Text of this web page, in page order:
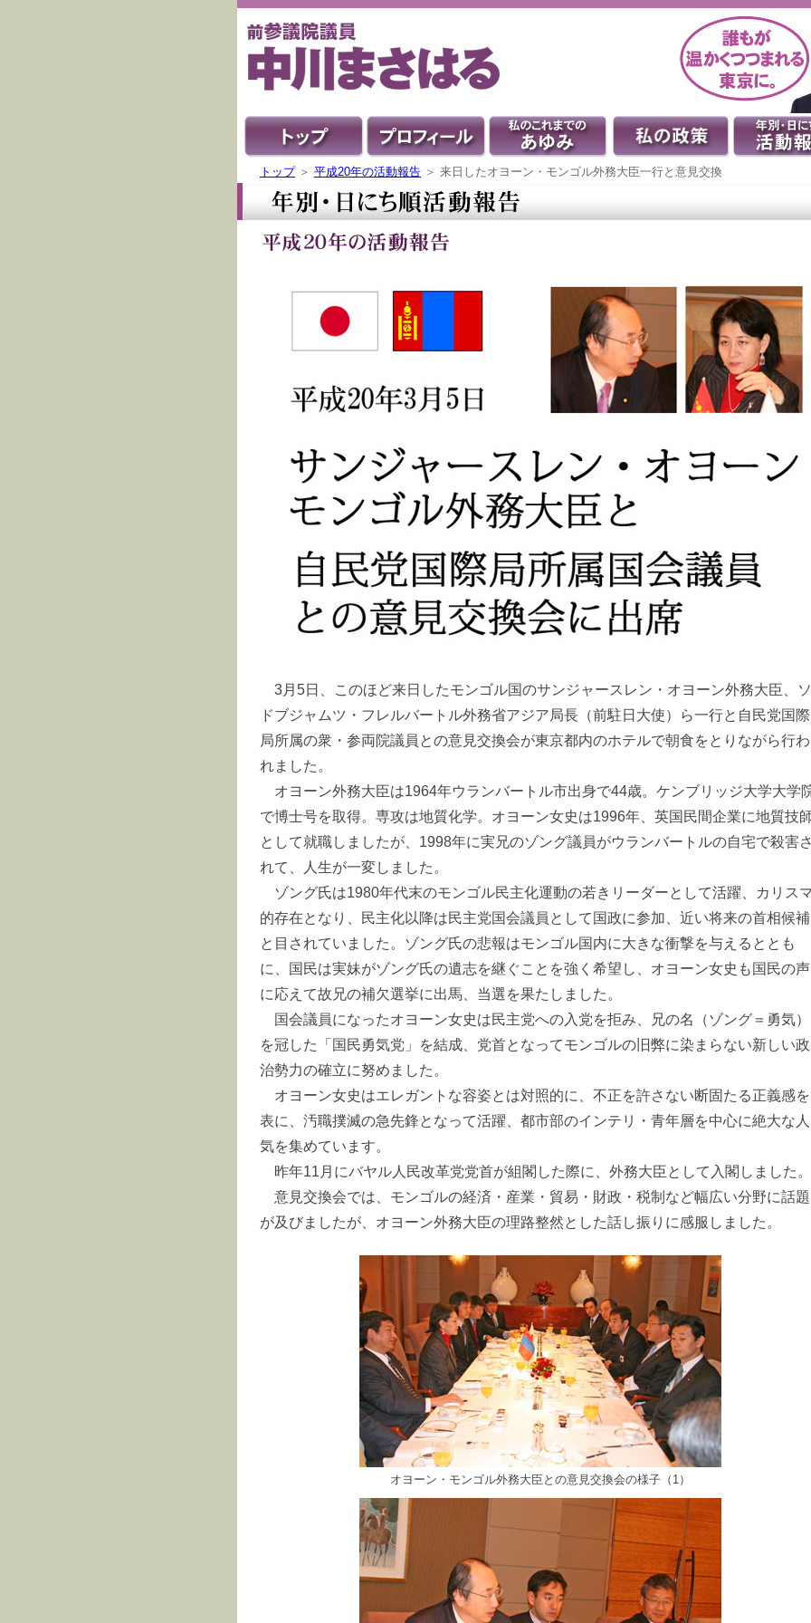
トップ＞ 平成20年の活動報告 ＞ 来日したオヨーン・モンゴル外務大臣一行と意見交換
3月5日、このほど来日したモンゴル国のサンジャースレン・オヨーン外務大臣、ソ
ドブジャムツ・フレルバートル外務省アジア局長（前駐日大使）ら一行と自民党国際
局所属の衆・参両院議員との意見交換会が東京都内のホテルで朝食をとりながら行わ
れました。
オヨーン外務大臣は1964年ウランバートル市出身で44歳。ケンブリッジ大学大学
で博士号を取得。専攻は地質化学。オヨーン女史は1996年、英国民間企業に地質技
として就職しましたが、1998年に実兄のゾング議員がウランバートルの自宅で殺害
れて、人生が一変しました。
ゾング氏は1980年代末のモンゴル民主化運動の若きリーダーとして活躍、カリス
的存在となり、民主化以降は民主党国会議員として国政に参加、近い将来の首相候補
と目されていました。ゾング氏の悲報はモンゴル国内に大きな衝撃を与えるととも
に、国民は実妹がゾング氏の遺志を継ぐことを強く希望し、オヨーン女史も国民の声
に応えて故兄の補欠選挙に出馬、当選を果たしました。
国会議員になったオヨーン女史は民主党への入党を拒み、兄の名（ゾング＝勇気）
を冠した「国民勇気党」を結成、党首となってモンゴルの旧弊に染まらない新しい政
治勢力の確立に努めました。
オヨーン女史はエレガントな容姿とは対照的に、不正を許さない断固たる正義感を
表に、汚職撲滅の急先鋒となって活躍、都市部のインテリ・青年層を中心に絶大な人
気を集めています。
昨年11月にバヤル人民改革党党首が組閣した際に、外務大臣として入閣しました。
意見交換会では、モンゴルの経済・産業・貿易・財政・税制など幅広い分野に話題
が及びましたが、オヨーン外務大臣の理路整然とした話し振りに感服しました。
オヨーン・モンゴル外務大臣との意見交換会の様子（1）